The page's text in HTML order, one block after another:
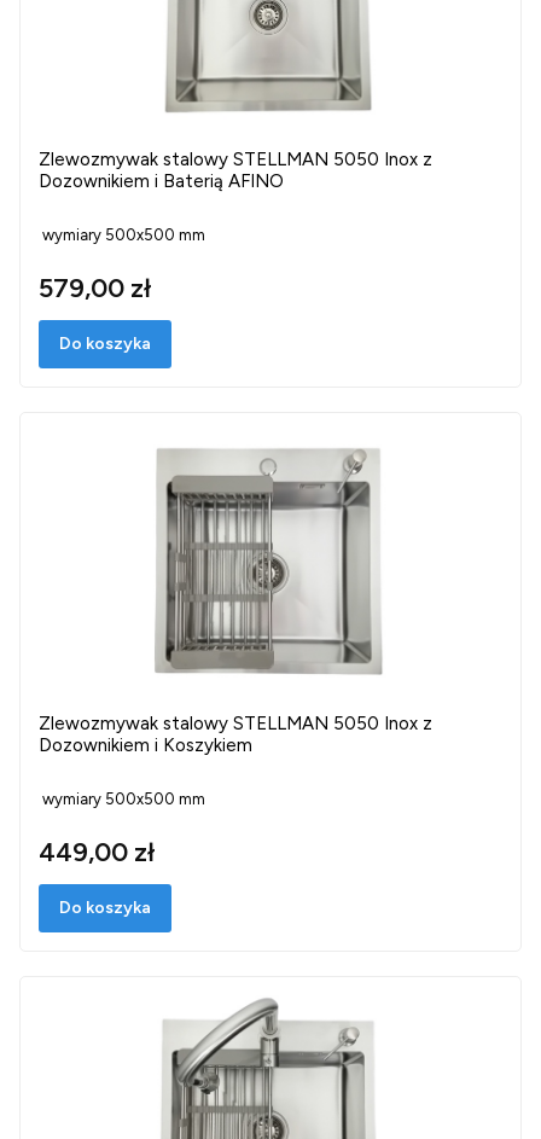
Zlewozmywak stalowy STELLMAN 5050 Inox z
Dozownikiem i Baterią AFINO
wymiary 500x500 mm
579,00 zł
Do koszyka
Zlewozmywak stalowy STELLMAN 5050 Inox z
Dozownikiem i Koszykiem
wymiary 500x500 mm
449,00 zł
Do koszyka